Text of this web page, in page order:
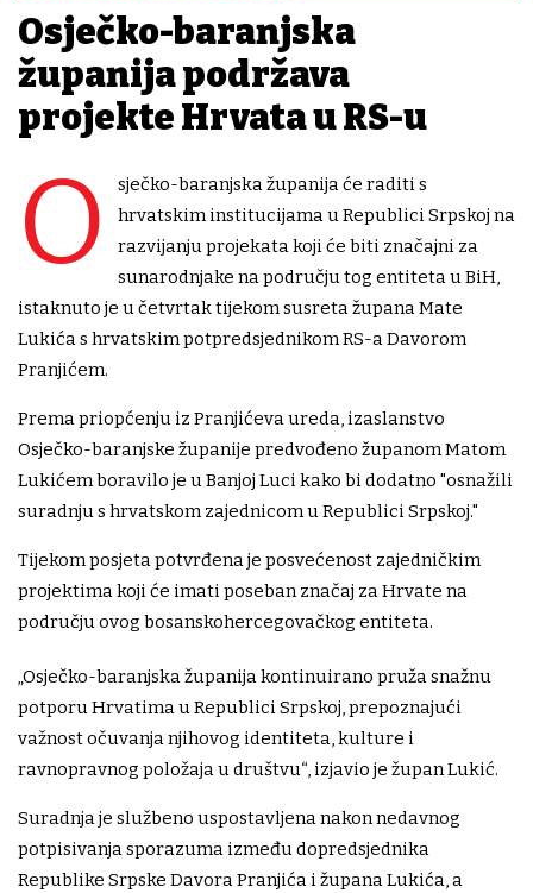
Osječko-baranjska
županija podržava
projekte Hrvata u RS-u
O
sječko-baranjska županija će raditi s
hrvatskim institucijama u Republici Srpskoj na
razvijanju projekata koji će biti značajni za
sunarodnjake na području tog entiteta u BiH,
istaknuto je u četvrtak tijekom susreta župana Mate
Lukića s hrvatskim potpredsjednikom RS-a Davorom
Pranjićem.
Prema priopćenju iz Pranjićeva ureda, izaslanstvo
Osječko-baranjske županije predvođeno županom Matom
Lukićem boravilo je u Banjoj Luci kako bi dodatno "osnažili
suradnju s hrvatskom zajednicom u Republici Srpskoj."
Tijekom posjeta potvrđena je posvećenost zajedničkim
projektima koji će imati poseban značaj za Hrvate na
području ovog bosanskohercegovačkog entiteta.
„Osječko-baranjska županija kontinuirano pruža snažnu
potporu Hrvatima u Republici Srpskoj, prepoznajući
važnost očuvanja njihovog identiteta, kulture i
ravnopravnog položaja u društvu“, izjavio je župan Lukić.
Suradnja je službeno uspostavljena nakon nedavnog
potpisivanja sporazuma između dopredsjednika
Republike Srpske Davora Pranjića i župana Lukića, a